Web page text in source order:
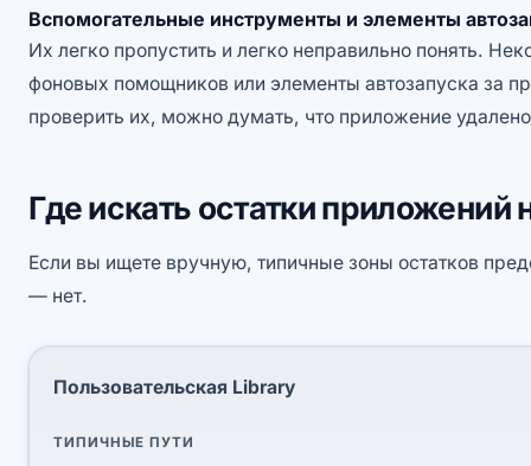
Вспомогательные инструменты и элементы
Их легко пропустить и легко неправильно понять.
фоновых помощников или элементы автозапуска за
проверить их, можно думать, что приложение
Где искать остатки приложений
Если вы ищете вручную, типичные зоны остатков
— нет.
Пользовательская Library
ТИПИЧНЫЕ ПУТИ